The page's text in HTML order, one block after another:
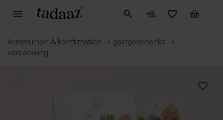
kommunion & konfirmation → gastgeschenke →
verpackung